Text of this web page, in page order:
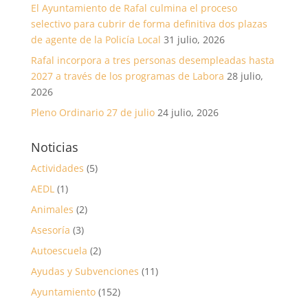
El Ayuntamiento de Rafal culmina el proceso
selectivo para cubrir de forma definitiva dos plazas
de agente de la Policía Local 31 julio, 2026
Rafal incorpora a tres personas desempleadas hasta
2027 a través de los programas de Labora 28 julio,
2026
Pleno Ordinario 27 de julio 24 julio, 2026
Noticias
Actividades (5)
AEDL(1)
Animales (2)
Asesoría (3)
Autoescuela (2)
Ayudas y Subvenciones (11)
Ayuntamiento(152)